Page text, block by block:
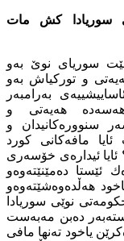
سوریادا كش مات
سوریای نوێ بەو
و توركیاش بەو
بەرامبەر
هەیەتی و
سنوورەكانیدان و
مافەكانی كورد
ئیدارەی خۆسەری
ئێستا دەمێنێتەوەو
هەڵدەوەشێتەوەو
نوێی سوریادا
دەبن مەبەست
یاخود تەنها مافی